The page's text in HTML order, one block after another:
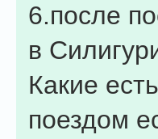
6.после
в
Какие
поездом